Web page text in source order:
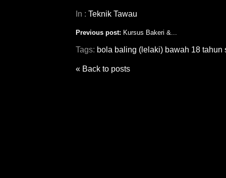
In : Teknik Tawau
Previous post: Kursus Bakeri &...
Tags: bola baling (lelaki) bawah 18 tahun
« Back to posts